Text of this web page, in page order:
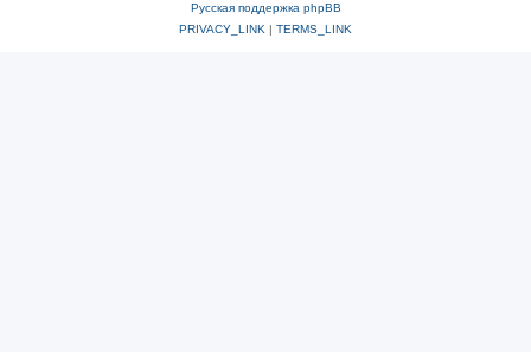
Русская поддержка phpBB
PRIVACY_LINK | TERMS_LINK